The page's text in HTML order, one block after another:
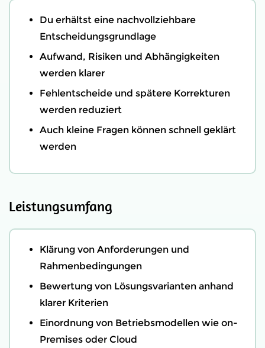
Du erhältst eine nachvollziehbare
Entscheidungsgrundlage
Aufwand, Risiken und Abhängigkeiten
werden klarer
Fehlentscheide und spätere Korrekturen
werden reduziert
Auch kleine Fragen können schnell geklärt
werden
Leistungsumfang
Klärung von Anforderungen und
Rahmenbedingungen
Bewertung von Lösungsvarianten anhand
klarer Kriterien
Einordnung von Betriebsmodellen wie on-
Premises oder Cloud